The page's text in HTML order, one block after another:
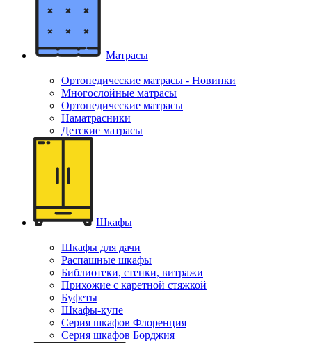
Матрасы
Ортопедические матрасы - Новинки
Многослойные матрасы
Ортопедические матрасы
Наматрасники
Детские матрасы
Шкафы
Шкафы для дачи
Распашные шкафы
Библиотеки, стенки, витражи
Прихожие с каретной стяжкой
Буфеты
Шкафы-купе
Серия шкафов Флоренция
Серия шкафов Борджия